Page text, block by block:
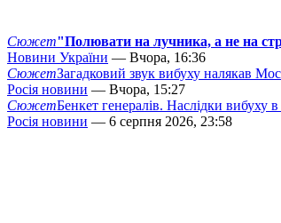
Сюжет"Полювати на лучника, а не на
Новини України — Вчора, 16:36
СюжетЗагадковий звук вибуху налякав
Росія новини — Вчора, 15:27
СюжетБенкет генералів. Наслідки вибуху
Росія новини — 6 серпня 2026, 23:58